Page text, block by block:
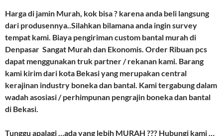
Harga di jamin Murah, kok bisa ? karena anda beli langsung
dari produsennya..Silahkan bilamana anda ingin survey
tempat kami. Biaya pengiriman custom bantal murah di
Denpasar Sangat Murah dan Ekonomis. Order Ribuan pcs
dapat menggunakan truk partner / rekanan kami. Barang
kami kirim dari kota Bekasi yang merupakan central
kerajinan industry boneka dan bantal. Kami tergabung dalam
wadah asosiasi / perhimpunan pengrajin boneka dan bantal
di Bekasi.
Tunggu apalagi …ada yang lebih MURAH ??? Hubungi kami …